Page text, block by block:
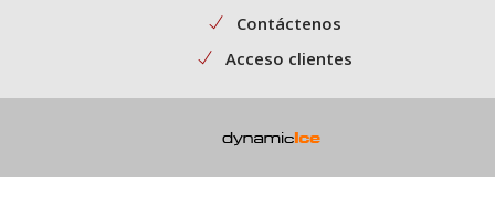
Contáctenos
Acceso clientes